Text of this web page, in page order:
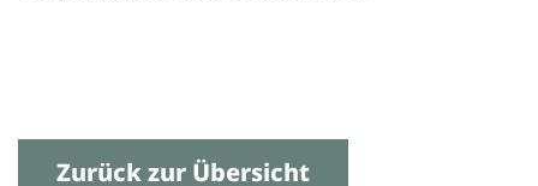
Zurück zur Übersicht